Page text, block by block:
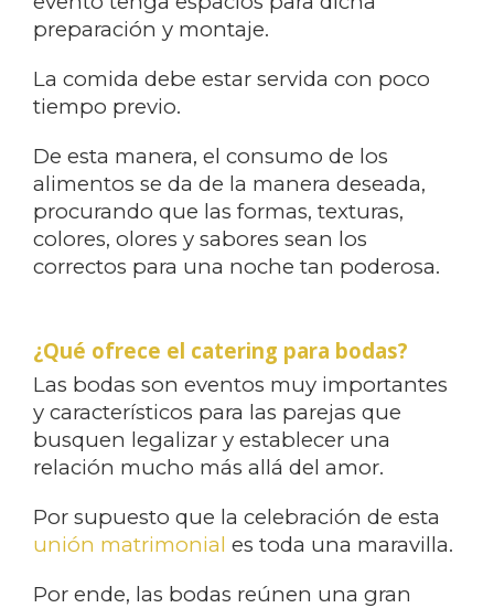
preparación y montaje.
La comida debe estar servida con poco
tiempo previo.
De esta manera, el consumo de los
alimentos se da de la manera deseada,
procurando que las formas, texturas,
colores, olores y sabores sean los
correctos para una noche tan poderosa.
¿Qué ofrece el catering para bodas?
Las bodas son eventos muy importantes
y característicos para las parejas que
busquen legalizar y establecer una
relación mucho más allá del amor.
Por supuesto que la celebración de esta
unión matrimonial es toda una maravilla.
Por ende, las bodas reúnen una gran